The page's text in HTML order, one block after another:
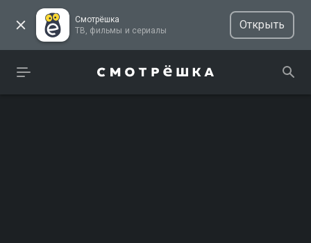
Смотрёшка
ТВ, фильмы и сериалы
Открыть